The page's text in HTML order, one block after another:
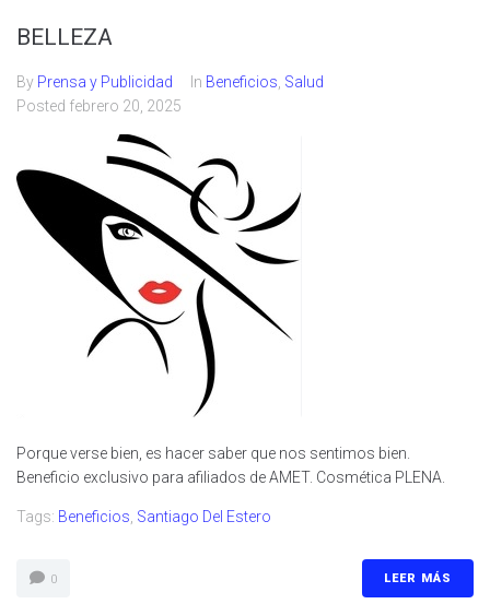
BELLEZA
By Prensa y Publicidad In Beneficios Salud
Posted febrero 20, 2025
Porque verse bien, es hacer saber que nos sentimos bien.
Beneficio exclusivo para afiliados de AMET. Cosmética PLENA.
Tags: Beneficios Santiago Del Estero
0 LEER MÁS